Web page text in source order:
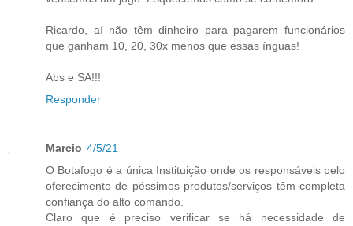
Ricardo, aí não têm dinheiro para pagarem funcionários
que ganham 10, 20, 30x menos que essas ínguas!
Abs e SA!!!
Responder
Marcio 4/5/21
O Botafogo é a única Instituição onde os responsáveis pelo
oferecimento de péssimos produtos/serviços têm completa
confiança do alto comando.
Claro que é preciso verificar se há necessidade de